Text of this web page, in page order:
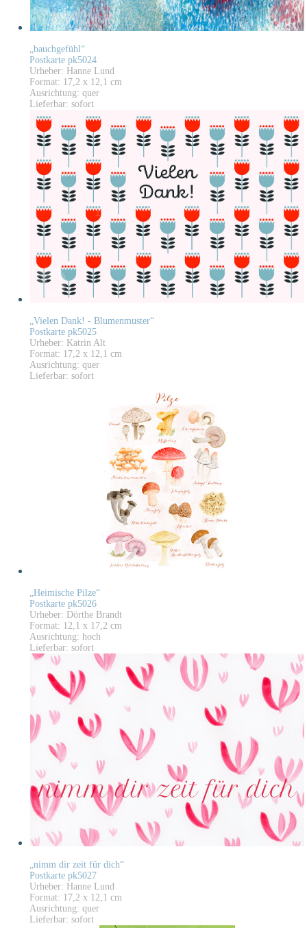
„bauchgefühl“
Postkarte pk5024
Urheber: Hanne Lund
Format: 17,2 x 12,1 cm
Ausrichtung: quer
Lieferbar: sofort
„Vielen Dank! - Blumenmuster“
Postkarte pk5025
Urheber: Katrin Alt
Format: 17,2 x 12,1 cm
Ausrichtung: quer
Lieferbar: sofort
„Heimische Pilze“
Postkarte pk5026
Urheber: Dörthe Brandt
Format: 12,1 x 17,2 cm
Ausrichtung: hoch
Lieferbar: sofort
„nimm dir zeit für dich“
Postkarte pk5027
Urheber: Hanne Lund
Format: 17,2 x 12,1 cm
Ausrichtung: quer
Lieferbar: sofort